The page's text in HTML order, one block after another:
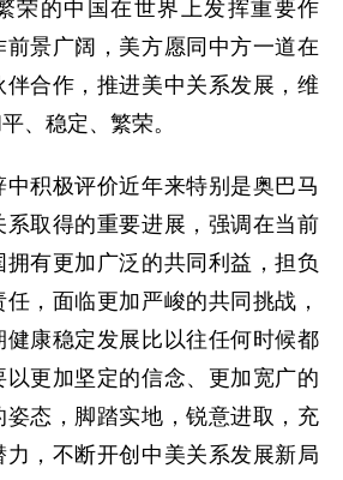
荣的中国在世界上发挥重要作
景广阔，美方愿同中方一道在
伴合作，推进美中关系发展，维
、稳定、繁荣。
积极评价近年来特别是奥巴马
取得的重要进展，强调在当前
有更加广泛的共同利益，担负
，面临更加严峻的共同挑战，
康稳定发展比以往任何时候都
更加坚定的信念、更加宽广的
态，脚踏实地，锐意进取，充
，不断开创中美关系发展新局